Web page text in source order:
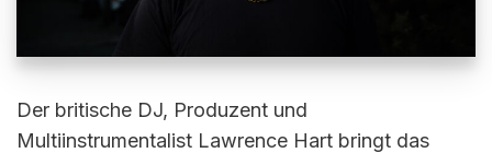
Der britische DJ, Produzent und
Multiinstrumentalist Lawrence Hart bringt das